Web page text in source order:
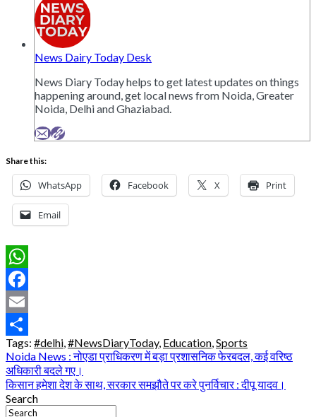
News Dairy Today Desk
News Diary Today helps to get latest updates on things
happening around, get local news from Noida, Greater
Noida, Delhi and Ghaziabad.
Share this:
WhatsApp Facebook X Print
Email
WhatsApp
Facebook
Email
Share
Tags: #delhi #NewsDiaryToday, Education Sports
Post
navigation
Noida News : नोएडा प्राधिकरण में बड़ा प्रशासनिक फेरबदल, कई वरिष्ठ
अधिकारी बदले गए।
किसान हमेशा देश के साथ, सरकार समझौते पर करे पुनर्विचार : दीपू यादव।
Search